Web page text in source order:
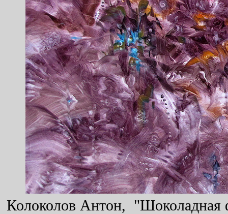
Колоколов Антон, "Шоколадная